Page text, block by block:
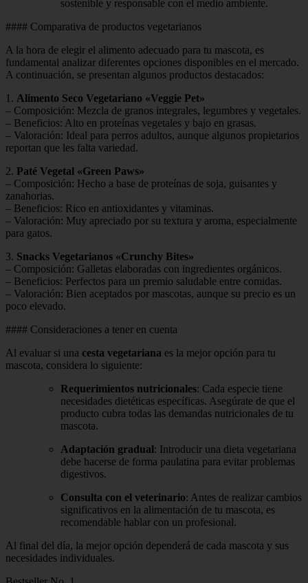
sostenible y responsable con el medio ambiente.
#### Comparativa de productos vegetarianos
A la hora de elegir el alimento adecuado para tu mascota, es
fundamental analizar diferentes opciones disponibles en el mercado.
A continuación, se presentan algunos productos destacados:
1. Alimento Seco Vegetariano «Veggie Pet»
– Composición: Mezcla de granos integrales, legumbres y vegetales.
– Beneficios: Alto en proteínas vegetales y bajo en grasas.
– Valoración: Ideal para perros adultos, aunque algunos propietarios
reportan que les falta variedad.
2. Paté Vegetal «Green Paws»
– Composición: Hecho a base de proteínas de soja, guisantes y
zanahorias.
– Beneficios: Rico en antioxidantes y vitaminas.
– Valoración: Muy apreciado por su textura y aroma, especialmente
para gatos.
3. Snacks Vegetarianos «Crunchy Bites»
– Composición: Galletas elaboradas con ingredientes orgánicos.
– Beneficios: Perfectos para un premio saludable entre comidas.
– Valoración: Bien aceptados por mascotas, aunque su precio es un
poco elevado.
#### Consideraciones a tener en cuenta
Al evaluar si una cesta vegetariana es la mejor opción para tu
mascota, considera lo siguiente:
Requerimientos nutricionales: Cada especie tiene
necesidades dietéticas específicas. Asegúrate de que el
producto cubra todas las demandas nutricionales de tu
mascota.
Adaptación gradual: Introducir una dieta vegetariana
debe hacerse de forma paulatina para evitar problemas
digestivos.
Consulta con el veterinario: Antes de realizar cambios
significativos en la alimentación de tu mascota, es
recomendable hablar con un profesional.
Al final del día, la mejor opción dependerá de cada mascota y sus
necesidades individuales.